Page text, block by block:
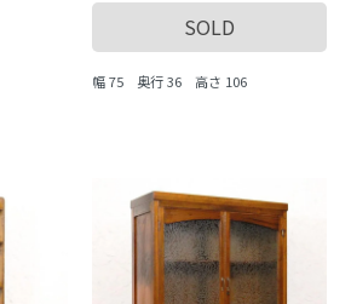
SOLD
幅 75 奥行 36 高さ 106